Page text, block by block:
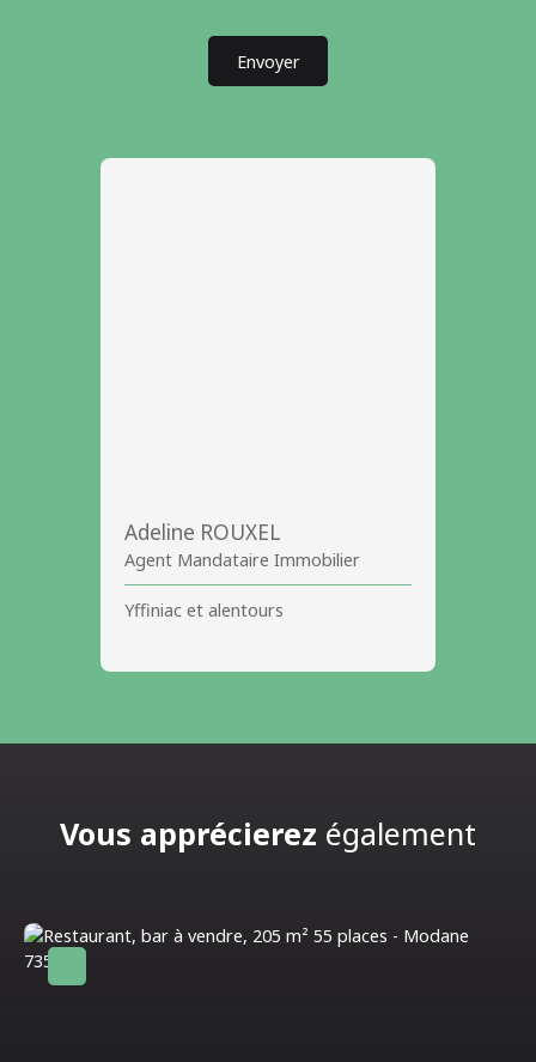
Envoyer
Adeline ROUXEL
Agent Mandataire Immobilier
Yffiniac et alentours
Vous apprécierez également